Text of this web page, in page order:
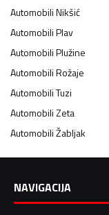
AutomobiliNikšić
AutomobiliPlav
AutomobiliPlužine
AutomobiliRožaje
AutomobiliTuzi
AutomobiliZeta
AutomobiliŽabljak
NAVIGACIJA